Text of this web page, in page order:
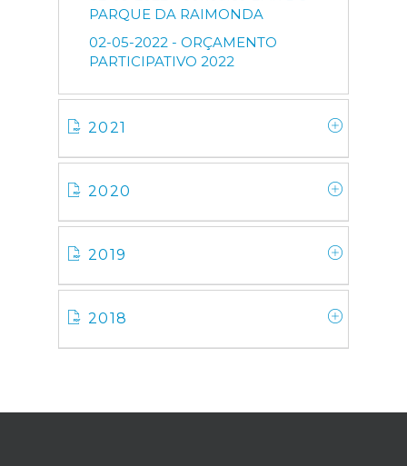
PARQUE DA RAIMONDA
02-05-2022 - ORÇAMENTO
PARTICIPATIVO 2022
2021
2020
2019
2018